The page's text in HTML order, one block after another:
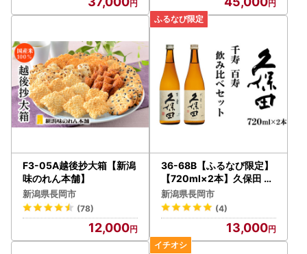
F3-05A越後抄大箱【新潟
味のれん本舗】
新潟県長岡市
(78)
12,000
36-68B【ふるなび限定】
【720ml×2本】久保田 千
寿・百寿 飲み比べセット F
N-Limited-SP
新潟県長岡市
(4)
13,000